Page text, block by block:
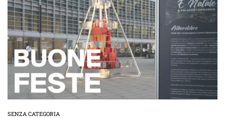
SENZA CATEGORIA